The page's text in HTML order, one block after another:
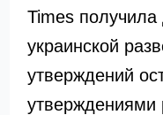
Times
украинской
утверждений
утверждениями